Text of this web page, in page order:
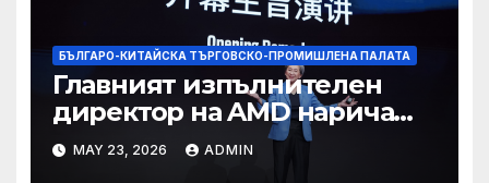
БЪЛГАРО-КИТАЙСКА ТЪРГОВСКО-ПРОМИШЛЕНА ПАЛАТА
Главният изпълнителен
директор на AMD нарича
Китай най-динамичната AI
екосистема в света
MAY 23, 2026 ADMIN